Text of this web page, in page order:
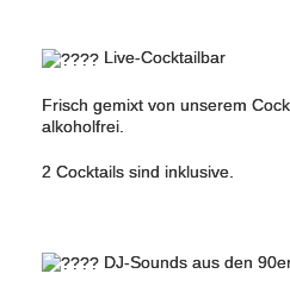
Live-Cocktailbar
Frisch gemixt von unserem
alkoholfrei.
2 Cocktails sind inklusive.
DJ-Sounds aus den